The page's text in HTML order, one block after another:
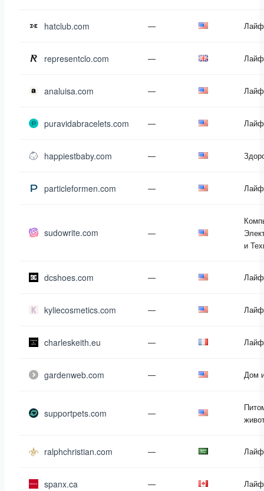
hatclub.com —
representclo.com —
analuisa.com —
puravidabracelets.com —
happiestbaby.com —
particleformen.com —
sudowrite.com —
и
dcshoes.com —
kyliecosmetics.com —
charleskeith.eu —
gardenweb.com — Дом
supportpets.com —
ralphchristian.com —
spanx.ca —